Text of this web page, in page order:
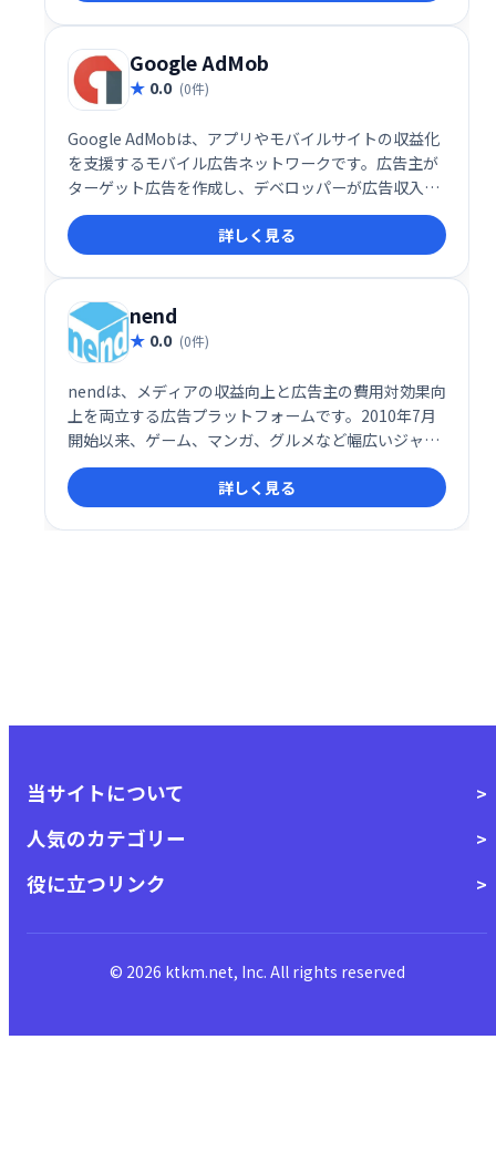
な収益化をサポートします。
Google AdMob
0.0 (0件)
Google AdMobは、アプリやモバイルサイトの収益化
を支援するモバイル広告ネットワークです。広告主が
ターゲット広告を作成し、デベロッパーが広告収入を
向上させるためのツールを提供します。AdMobのSDK
を使用することで、開発者はアプリやサイトにさまざ
まな広告を簡単に追加できます。
詳しく見る
nend
0.0 (0件)
nendは、メディアの収益向上と広告主の費用対効果向
上を両立する広告プラットフォームです。2010年7月
開始以来、ゲーム、マンガ、グルメなど幅広いジャン
ルの広告案件を提供。広告主様とメディア様の双方に
とって最適な広告配信を実現し、更なるビジネス成長
を支援します。長年の実績と豊富なノウハウで、効果
的な広告戦略をサポートします。
詳しく見る
当サイトについて
人気のカテゴリー
役に立つリンク
© 2026 ktkm.net, Inc. All rights reserved